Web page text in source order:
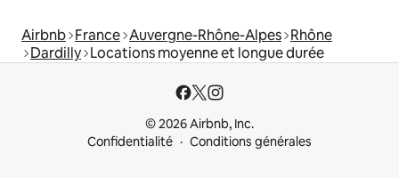
Airbnb France Auvergne-Rhône-Alpes Rhône
Dardilly Locations moyenne et longue durée
© 2026 Airbnb, Inc.
Confidentialité
Conditions générales